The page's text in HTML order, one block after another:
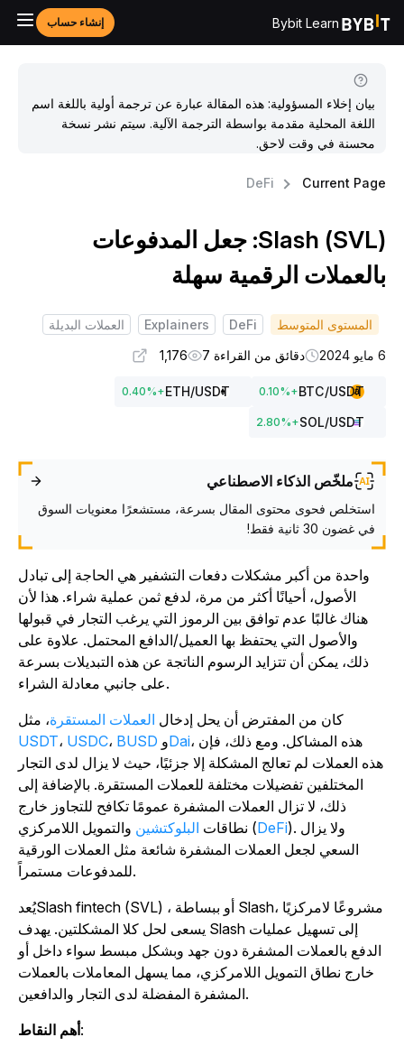
Bybit Learn إنشاء حساب
بيان إخلاء المسؤولية: هذه المقالة عبارة عن ترجمة أولية باللغة اسم
اللغة المحلية مقدمة بواسطة الترجمة الآلية. سيتم نشر نسخة
محسنة في وقت لاحق.
DeFi Current
Slash (SVL): جعل المدفوعات
الرقمية سهلة
المستوى المتوسط DeFi
Explainers
العملات البديلة
دقائق من القراءة 7 1,176
BTC/USDT
+
0.10%
ETH/USDT
+
0.40%
SOL/USDT
+
2.80%
ملخّص الذكاء الاصطناعي
استخلص فحوى محتوى المقال بسرعة، مستشعرًا معنويات السوق
في غضون 30 ثانية فقط!
واحدة من أكبر مشكلات دفعات التشفير هي الحاجة إلى تبادل
الأصول، أحيانًا أكثر من مرة، لدفع ثمن عملية شراء. هذا لأن
هناك غالبًا عدم توافق بين الرموز التي يرغب التجار في قبولها
والأصول التي يحتفظ بها العميل/الدافع المحتمل. علاوة على
ذلك، يمكن أن تتزايد الرسوم الناتجة عن هذه التبديلات بسرعة
كان من المفترض أن يحل إدخالالعملات المستقرة، مثل
USDT،USDC،BUSD وDai، هذه المشاكل. ومع ذلك، فإن
هذه العملات لم تعالج المشكلة إلا جزئيًا، حيث لا يزال لدى التجار
المختلفين تفضيلات مختلفة للعملات المستقرة. بالإضافة إلى
ذلك، لا تزال العملات المشفرة عمومًا تكافح للتجاوز خارج
نطاقاتالبلوكتشين والتمويل اللامركزي (DeFi). ولا يزال
السعي لجعل العملات المشفرة شائعة مثل العملات الورقية
يُعدSlash fintech (SVL) ، أو ببساطة Slash، مشروعًا لامركزيًا
يسعى لحل كلا المشكلتين. يهدف Slash إلى تسهيل عمليات
الدفع بالعملات المشفرة دون جهد وبشكل مبسط سواء داخل أو
خارج نطاق التمويل اللامركزي، مما يسهل المعاملات بالعملات
أهم النقاط